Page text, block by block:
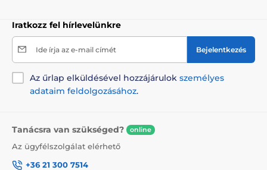
Iratkozz fel hírlevelünkre
Ide írja az e-mail címét Bejelentkezés
Az űrlap elküldésével hozzájárulok személyes
adataim feldolgozásához.
Tanácsra van szükséged? online
Az ügyfélszolgálat elérhető
+36 21 300 7514